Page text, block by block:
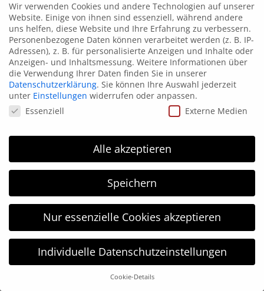
Wir verwenden Cookies und andere Technologien auf unserer
Website. Einige von ihnen sind essenziell, während andere
uns helfen, diese Website und Ihre Erfahrung zu verbessern.
Personenbezogene Daten können verarbeitet werden (z. B. IP-
Adressen), z. B. für personalisierte Anzeigen und Inhalte oder
Anzeigen- und Inhaltsmessung. Weitere Informationen über
die Verwendung Ihrer Daten finden Sie in unserer
Datenschutzerklärung. Sie können Ihre Auswahl jederzeit
unter Einstellungen widerrufen oder anpassen.
Datenschutzeinstellungen
Essenziell Externe Medien
Alle akzeptieren
Speichern
Nur essenzielle Cookies akzeptieren
Individuelle Datenschutzeinstellungen
Cookie-Details